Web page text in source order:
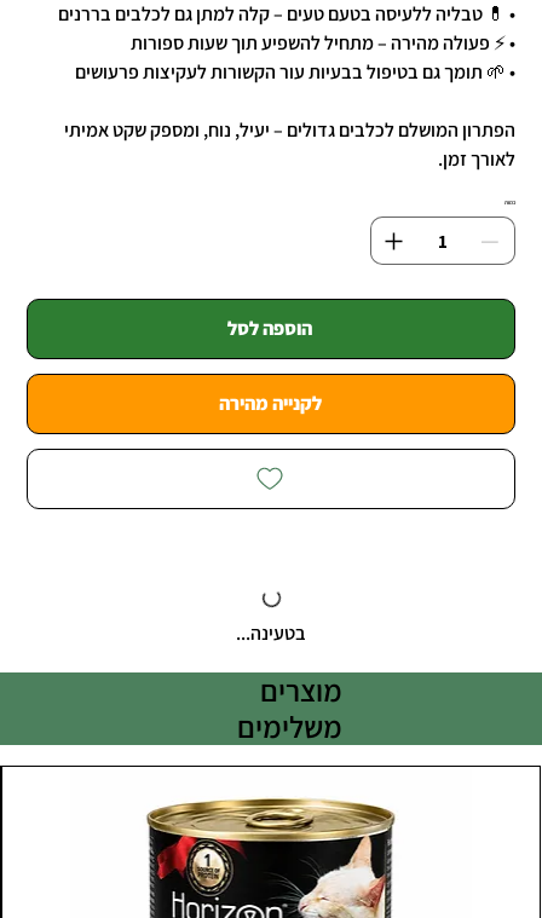
• 💊 טבליה ללעיסה בטעם טעים – קלה למתן גם לכלבים בררנים
• ⚡ פעולה מהירה – מתחיל להשפיע תוך שעות ספורות
• 🌱 תומך גם בטיפול בבעיות עור הקשורות לעקיצות פרעושים
הפתרון המושלם לכלבים גדולים – יעיל, נוח, ומספק שקט אמיתי
לאורך זמן.
כמות
הוספה לסל
לקנייה מהירה
בטעינה...
מוצרים
משלימים